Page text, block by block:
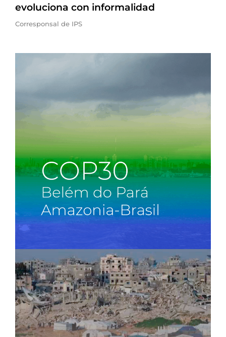
evoluciona con informalidad
Corresponsal de IPS